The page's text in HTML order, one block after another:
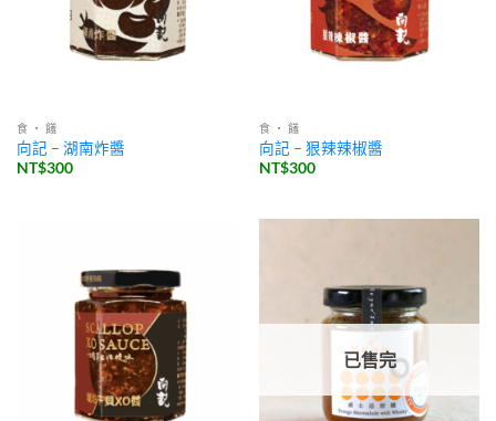
食 ・ 饈
向記 – 湖南炸醬
NT$300
食 ・ 饈
向記 – 狠辣辣椒醬
NT$300
已售完